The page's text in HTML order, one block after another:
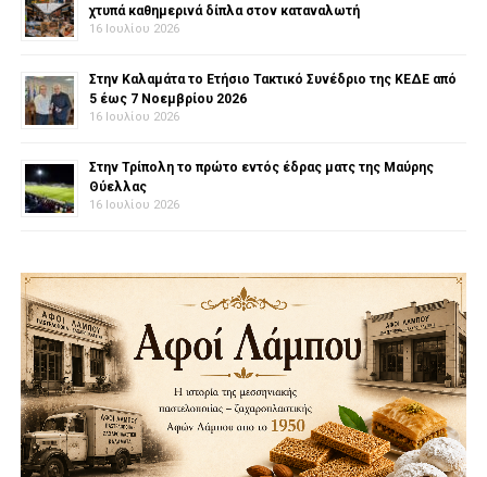
χτυπά καθημερινά δίπλα στον καταναλωτή
16 Ιουλίου 2026
Στην Καλαμάτα το Ετήσιο Τακτικό Συνέδριο της ΚΕΔΕ από
5 έως 7 Νοεμβρίου 2026
16 Ιουλίου 2026
Στην Τρίπολη το πρώτο εντός έδρας ματς της Μαύρης
Θύελλας
16 Ιουλίου 2026